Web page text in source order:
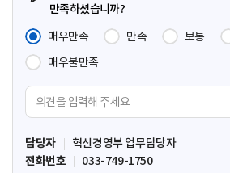
만족하셨습니까?
매우만족
만족 보통
매우불만족
견
입
력
담당자
혁신경영부 업무담당자
전화번호
033-749-1750